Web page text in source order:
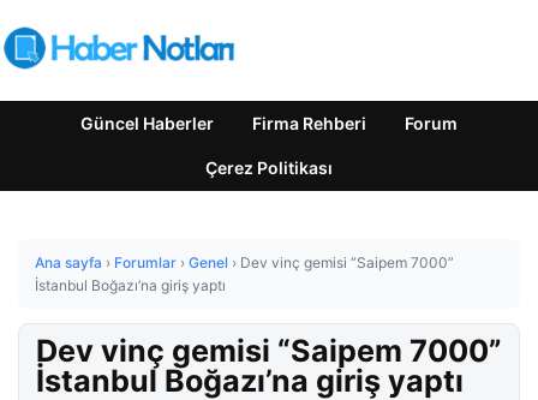
Güncel Haberler Firma Rehberi Forum
Çerez Politikası
Ana sayfa › Forumlar › Genel › Dev vinç gemisi “Saipem 7000”
İstanbul Boğazı’na giriş yaptı
Dev vinç gemisi “Saipem 7000”
İstanbul Boğazı’na giriş yaptı